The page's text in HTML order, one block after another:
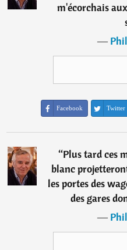
m'écorchais
―
Facebook Twitter
“Plus tard ces
blanc
les portes des
des gares
―